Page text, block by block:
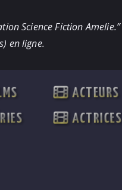
Science Fiction Amelie.”
en ligne.
ACTEURS
ACTRICES